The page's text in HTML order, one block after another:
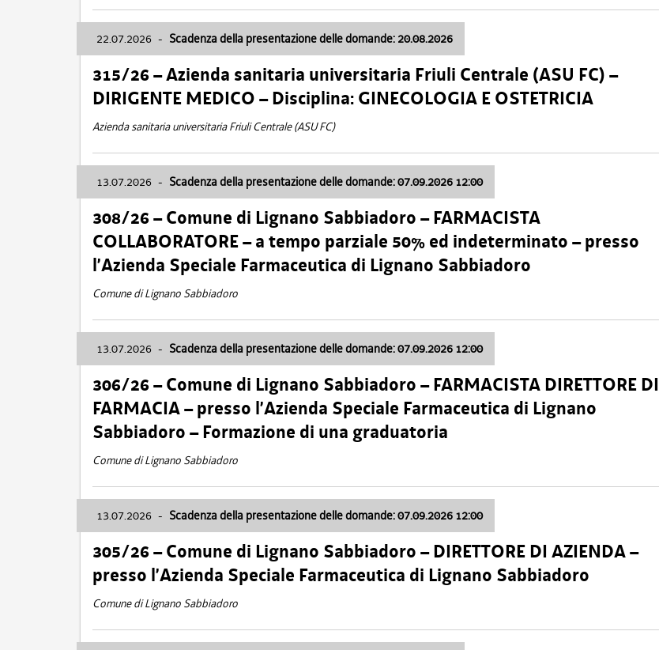
22.07.2026 - Scadenza della presentazione delle domande: 20.08.2026
315/26 – Azienda sanitaria universitaria Friuli Centrale (ASU FC) –
DIRIGENTE MEDICO – Disciplina: GINECOLOGIA E OSTETRICIA
Azienda sanitaria universitaria Friuli Centrale (ASU FC)
13.07.2026 - Scadenza della presentazione delle domande: 07.09.2026 12:00
308/26 – Comune di Lignano Sabbiadoro – FARMACISTA
COLLABORATORE – a tempo parziale 50% ed indeterminato – presso
l’Azienda Speciale Farmaceutica di Lignano Sabbiadoro
Comune di Lignano Sabbiadoro
13.07.2026 - Scadenza della presentazione delle domande: 07.09.2026 12:00
306/26 – Comune di Lignano Sabbiadoro – FARMACISTA DIRETTORE DI
FARMACIA – presso l’Azienda Speciale Farmaceutica di Lignano
Sabbiadoro – Formazione di una graduatoria
Comune di Lignano Sabbiadoro
13.07.2026 - Scadenza della presentazione delle domande: 07.09.2026 12:00
305/26 – Comune di Lignano Sabbiadoro – DIRETTORE DI AZIENDA –
presso l’Azienda Speciale Farmaceutica di Lignano Sabbiadoro
Comune di Lignano Sabbiadoro